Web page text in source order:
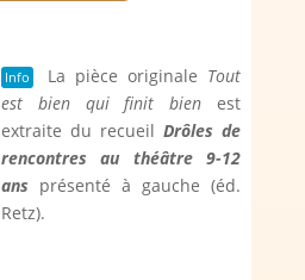
Info La pièce originale Tout
est bien qui finit bien est
extraite du recueilDrôles de
rencontres au théâtre 9-12
ans présenté à gauche (éd.
Retz).